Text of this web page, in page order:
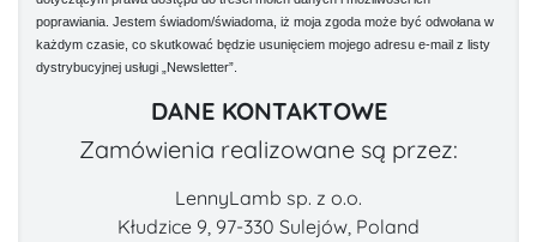
poprawiania. Jestem świadom/świadoma, iż moja zgoda może być odwołana w
każdym czasie, co skutkować będzie usunięciem mojego adresu e-mail z listy
dystrybucyjnej usługi „Newsletter”.
DANE KONTAKTOWE
Zamówienia realizowane są przez:
LennyLamb sp. z o.o.
Kłudzice 9, 97-330 Sulejów, Poland